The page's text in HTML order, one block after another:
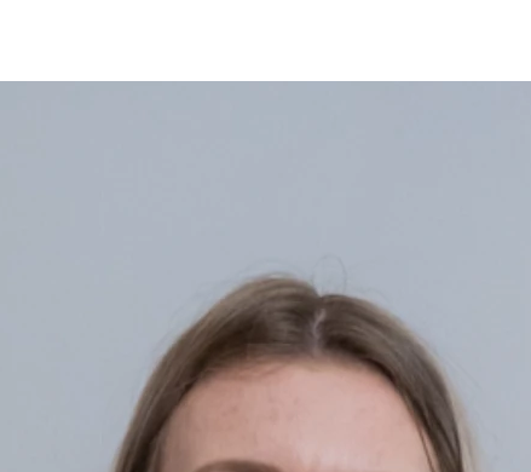
psychologischen und sozialen Faktoren, die an der
den Krebspatienten werden und auch ihre Familien und